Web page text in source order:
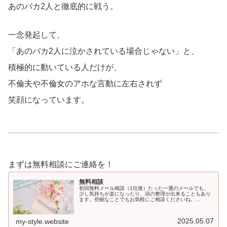
あのバカ2人と徹底的に戦う。
一念発起して、
「あのバカ2人に泣かされている場合じゃない」と、
積極的に動いている人だけが、
不倫夫や不倫女のアホな言動に左右されず
笑顔になっています。
まずは無料相談にご連絡を！
無料相談
初回無料メール相談（1往復）たった一通のメールでも、
少し気持ちが楽になったり、頭の整理が出来ることもあり
ます。些細なことでもお気軽にご相談くださいね。...
my-style.website 2025.05.07